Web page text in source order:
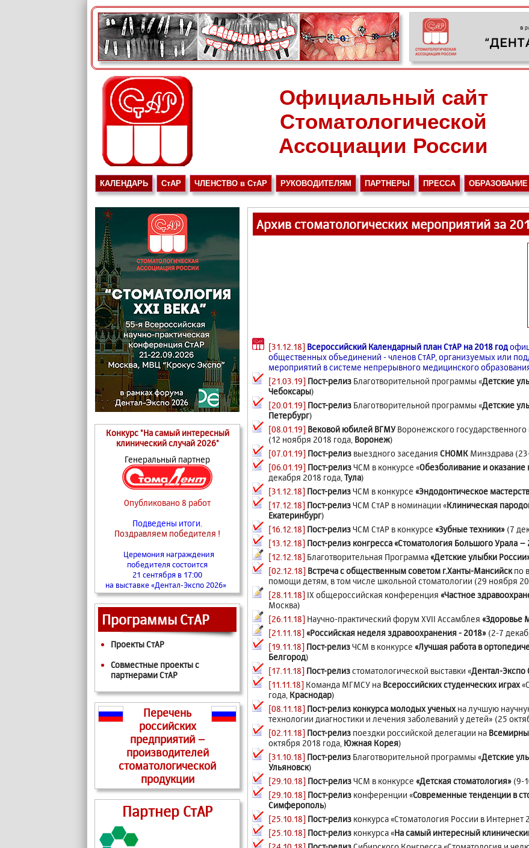
Официальный сайт
Стоматологической
Ассоциации России
КАЛЕНДАРЬ СтАР ЧЛЕНСТВО в СтАР РУКОВОДИТЕЛЯМ ПАРТНЕРЫ ПРЕССА ОБРАЗОВАНИЕ
Конкурс "На самый интересный
клинический случай 2026"
Генеральный партнер
Опубликовано 8 работ
Подведены итоги.
Поздравляем победителя !
Церемония награждения
победителя состоится
21 сентября в 17:00
на выставке «Дентал-Экспо 2026»
Программы СтАР
Проекты СтАР
Совместные проекты с
партнерами СтАР
Перечень
российских
предприятий –
производителей
стоматологической
продукции
Партнер СтАР
Архив стоматологических мероприятий за
[31.12.18] Всероссийский Календарный план СтАР на 2018 год
общественных объединений - членов СтАР, организуемых или
мероприятий в системе непрерывного медицинского
[21.03.19] Пост-релиз Благотворительной программы «Детские
Чебоксары)
[20.01.19] Пост-релиз Благотворительной программы «Детские
Петербург)
[08.01.19] Вековой юбилей ВГМУВоронежского
(12 ноября 2018 года, Воронеж)
[07.01.19] Пост-релиз выездного заседания СНОМК Минздрава
[06.01.19] Пост-релизЧСМ в конкурсе «Обезболивание и
декабря 2018 года, Тула)
[31.12.18] Пост-релизЧСМ в конкурсе «Эндодонтическое
[17.12.18] Пост-релизЧСМ СтАР в номинации «Клиническая
Екатеринбург)
[16.12.18] Пост-релизЧСМ СтАР в конкурсе «Зубные техники» (7
[13.12.18] Пост-релиз конгресса«Стоматология Большого Урала –
[12.12.18] Благотворительная Программа«Детские улыбки
[02.12.18] Встреча с общественным советом г.Ханты-Мансийскпо
помощи детям, в том числе школьной стоматологии (29 ноября
[28.11.18] IX общероссийская конференция «Частное
Москва)
[26.11.18] Научно-практический форум XVII Ассамблея «Здоровье
[21.11.18]«Российская неделя здравоохранения - 2018» (2-7
[19.11.18] Пост-релизЧСМ в конкурсе «Лучшая работа в
Белгород)
[17.11.18] Пост-релизстоматологической выставки «Дентал-Экспо
[11.11.18] Команда МГМСУ на Всероссийских студенческих играх
года, Краснодар)
[08.11.18] Пост-релиз конкурса молодых ученых на лучшую
технологии диагностики и лечения заболеваний у детей» (25
[02.11.18] Пост-релиз поездки российской делегации на
октября 2018 года, Южная Корея)
[31.10.18] Пост-релиз Благотворительной программы «Детские
Ульяновск)
[29.10.18] Пост-релизЧСМ в конкурсе «Детская стоматология» (9-
[29.10.18] Пост-релиз конференции «Современные тенденции в
Симферополь)
[25.10.18] Пост-релиз конкурса «Стоматология России в Интернет
[25.10.18] Пост-релиз конкурса «На самый интересный